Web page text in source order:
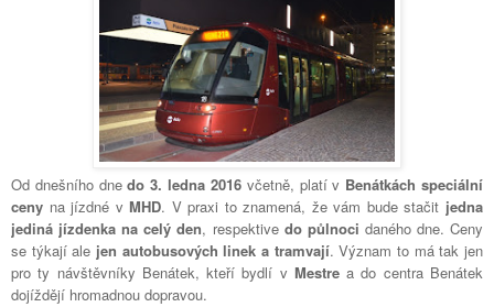
Od dnešního dnedo 3. ledna 2016včetně, platí v Benátkách speciální
ceny na jízdné vMHD. V praxi to znamená, že vám bude stačit jedna
jediná jízdenka na celý den, respektive do půlnoci daného dne. Ceny
se týkají ale jen autobusových linek a tramvají. Význam to má tak jen
pro ty návštěvníky Benátek, kteří bydlí v Mestrea do centra Benátek
dojíždějí hromadnou dopravou.